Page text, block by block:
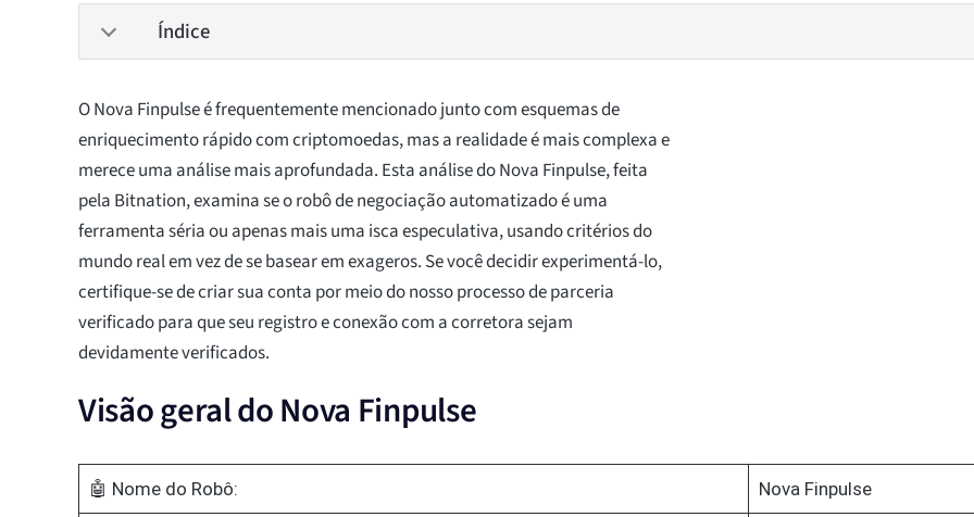
Índice
O Nova Finpulse é frequentemente mencionado junto com esquemas de
enriquecimento rápido com criptomoedas, mas a realidade é mais complexa e
merece uma análise mais aprofundada. Esta análise do Nova Finpulse, feita
pela Bitnation, examina se o robô de negociação automatizado é uma
ferramenta séria ou apenas mais uma isca especulativa, usando critérios do
mundo real em vez de se basear em exageros. Se você decidir experimentá-lo,
certifique-se de criar sua conta por meio do nosso processo de parceria
verificado para que seu registro e conexão com a corretora sejam
devidamente verificados.
Visão geral do Nova Finpulse
🤖 Nome do Robô: Nova Finpulse